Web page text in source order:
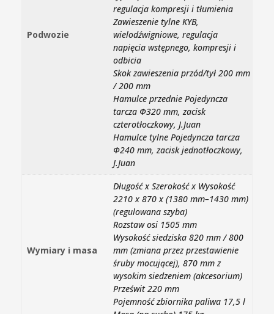
Podwozie
regulacja kompresji i tłumienia
Zawieszenie tylne KYB,
wielodźwigniowe, regulacja
napięcia wstępnego, kompresji i
odbicia
Skok zawieszenia przód/tył 200 mm
/ 200 mm
Hamulce przednie Pojedyncza
tarcza Φ320 mm, zacisk
czterotłoczkowy, J.Juan
Hamulce tylne Pojedyncza tarcza
Φ240 mm, zacisk jednotłoczkowy,
J.Juan
Wymiary i masa
Długość x Szerokość x Wysokość
2210 x 870 x (1380 mm–1430 mm)
(regulowana szyba)
Rozstaw osi 1505 mm
Wysokość siedziska 820 mm / 800
mm (zmiana przez przestawienie
śruby mocującej), 870 mm z
wysokim siedzeniem (akcesorium)
Prześwit 220 mm
Pojemność zbiornika paliwa 17,5 l